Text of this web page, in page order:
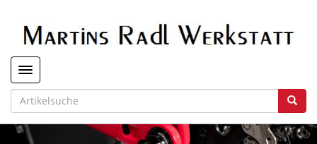
Toggle navigation